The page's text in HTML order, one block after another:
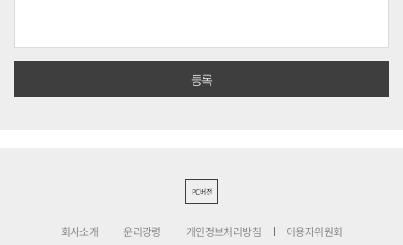
PC버전
회사소개 윤리강령 개인정보처리방침 이용자위원회